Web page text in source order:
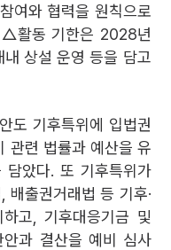
여와 협력을 원칙으로
△활동 기한은 2028년
상설 운영 등을 담고
도 기후특위에 입법권
관련 법률과 예산을 유
았다. 또 기후특위가
배출권거래법 등 기후·
고, 기후대응기금 및
안과 결산을 예비 심사